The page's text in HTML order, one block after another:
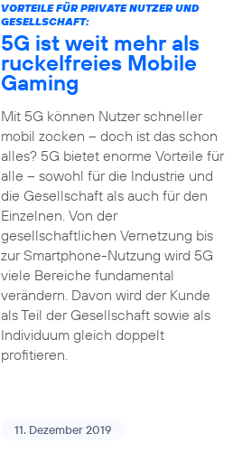
VORTEILE FÜR PRIVATE NUTZER UND
GESELLSCHAFT:
5G ist weit mehr als
ruckelfreies Mobile
Gaming
Mit 5G können Nutzer schneller
mobil zocken – doch ist das schon
alles? 5G bietet enorme Vorteile für
alle – sowohl für die Industrie und
die Gesellschaft als auch für den
Einzelnen. Von der
gesellschaftlichen Vernetzung bis
zur Smartphone-Nutzung wird 5G
viele Bereiche fundamental
verändern. Davon wird der Kunde
als Teil der Gesellschaft sowie als
Individuum gleich doppelt
profitieren.
11. Dezember 2019